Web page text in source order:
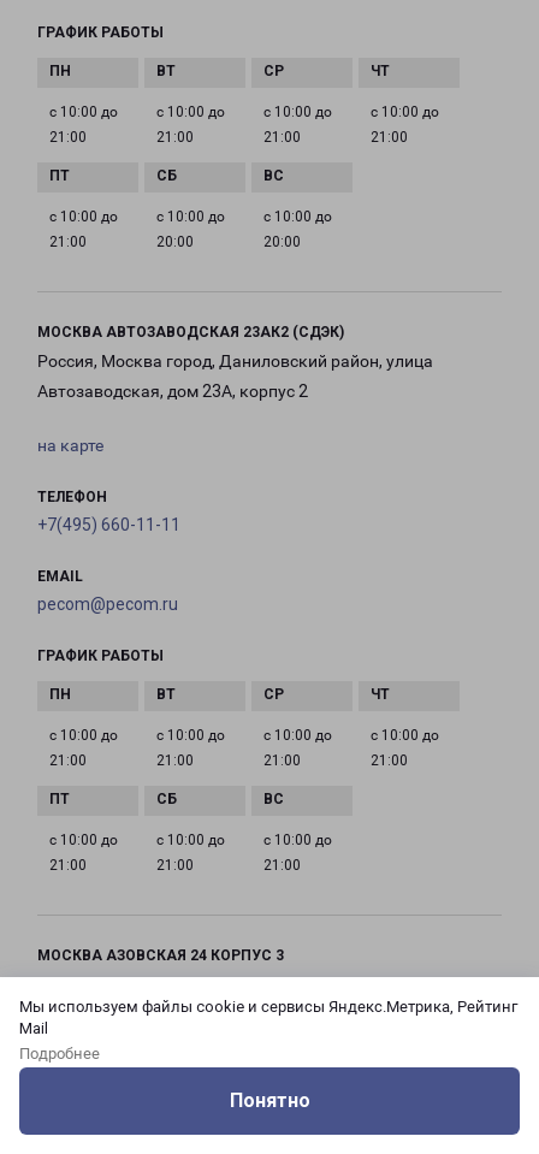
Мы используем файлы cookie и сервисы Яндекс.Метрика, Рейтинг
Mail
Подробнее
Понятно
ГРАФИК РАБОТЫ
с 10:00 до
21:00
с 10:00 до
21:00
с 10:00 до
21:00
с 10:00 до
21:00
с 10:00 до
21:00
с 10:00 до
20:00
с 10:00 до
20:00
МОСКВА АВТОЗАВОДСКАЯ 23АК2 (СДЭК)
Россия, Москва город, Даниловский район, улица
Автозаводская, дом 23А, корпус 2
на карте
ТЕЛЕФОН
+7(495) 660-11-11
EMAIL
pecom@pecom.ru
ГРАФИК РАБОТЫ
с 10:00 до
21:00
с 10:00 до
21:00
с 10:00 до
21:00
с 10:00 до
21:00
с 10:00 до
21:00
с 10:00 до
21:00
с 10:00 до
21:00
МОСКВА АЗОВСКАЯ 24 КОРПУС 3
Азовская, дом 24, корпус 3
на карте